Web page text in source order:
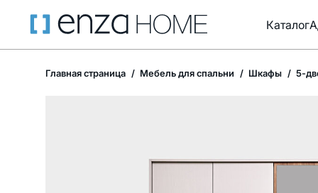
Каталог
Главная страница Мебель для спальни Шкафы 5-